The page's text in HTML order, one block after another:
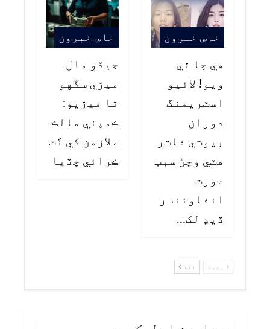
خاص خبرون
هي ڇا ٿي
ويو! لائيو
اسٽريمنگ
دوران
بيوٽي فلٽر
هٽي وڃڻ سبب
عورت
انفلوئنسر
ڏيڍ لک…
خاص خبرون
جيڏو مال
ميڙي سگهو
ٿا ميڙيو:
ڪمپني مالڪ
ملازمن کي ٺَٺ
ڪرائي ڇڏيا
پچھلا اگلا